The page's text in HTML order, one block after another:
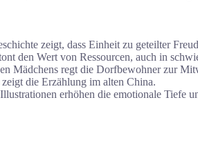
zeigt, dass Einheit zu geteilter
den Wert von Ressourcen, auch in
Mädchens regt die Dorfbewohner zur
die Erzählung im alten China.
erhöhen die emotionale Tiefe